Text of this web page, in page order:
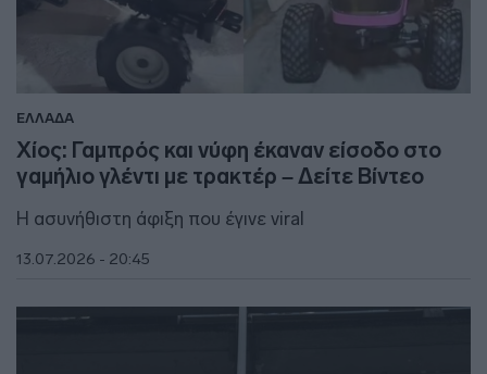
ΕΛΛΑΔΑ
Χίος: Γαμπρός και νύφη έκαναν είσοδο στο
γαμήλιο γλέντι με τρακτέρ – Δείτε Βίντεο
Η ασυνήθιστη άφιξη που έγινε viral
13.07.2026 - 20:45